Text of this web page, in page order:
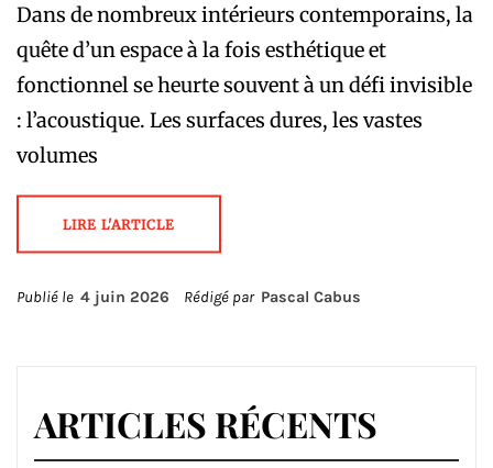
Dans de nombreux intérieurs contemporains, la
quête d’un espace à la fois esthétique et
fonctionnel se heurte souvent à un défi invisible
: l’acoustique. Les surfaces dures, les vastes
volumes
LIRE L'ARTICLE
Publié le 4 juin 2026 Rédigé par Pascal Cabus
ARTICLES RÉCENTS